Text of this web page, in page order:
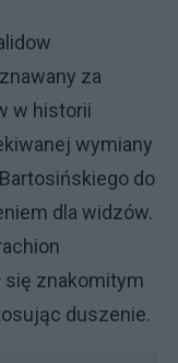
za
w historii
wymiany
do
dla widzów.
się znakomitym
duszenie.